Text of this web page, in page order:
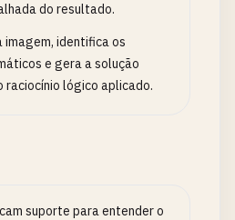
do resultado.
imagem, identifica os
e gera a solução
raciocínio lógico aplicado.
suporte para entender o